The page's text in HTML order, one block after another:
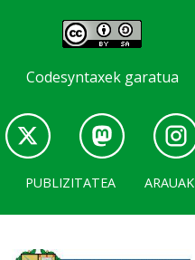
Codesyntaxek garatua
PUBLIZITATEA ARAUAK